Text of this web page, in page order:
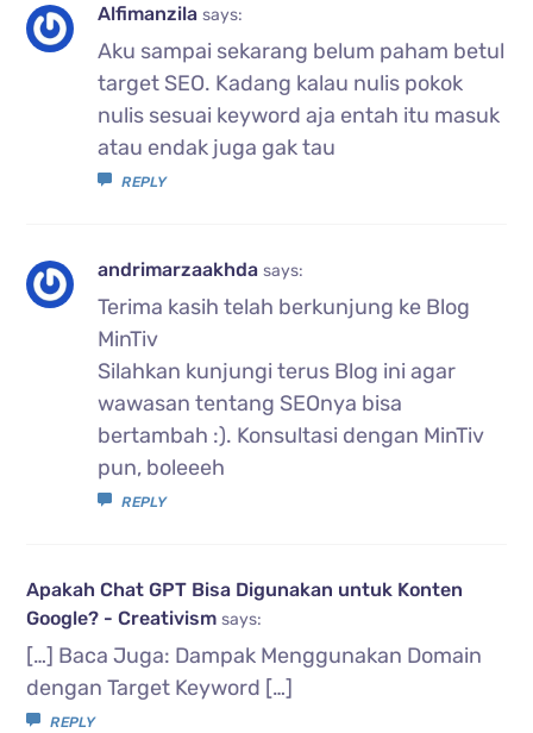
Alfimanzilasays:
Aku sampai sekarang belum paham betul
target SEO. Kadang kalau nulis pokok
nulis sesuai keyword aja entah itu masuk
atau endak juga gak tau
REPLY
andrimarzaakhdasays:
Terima kasih telah berkunjung ke Blog
MinTiv
Silahkan kunjungi terus Blog ini agar
wawasan tentang SEOnya bisa
bertambah :). Konsultasi dengan MinTiv
pun, boleeeh
REPLY
Apakah Chat GPT Bisa Digunakan untuk Konten
Google? - Creativism says:
[…] Baca Juga: Dampak Menggunakan Domain
dengan Target Keyword […]
REPLY